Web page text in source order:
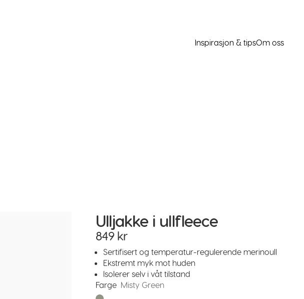
Inspirasjon & tipsOm oss
Ulljakke i ullfleece
849 kr
Sertifisert og temperatur-regulerende merinoull
Ekstremt myk mot huden
Isolerer selv i våt tilstand
Farge Misty Green